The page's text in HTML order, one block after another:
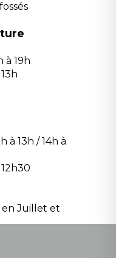
à 19h
à 13h / 14h à
en Juillet et